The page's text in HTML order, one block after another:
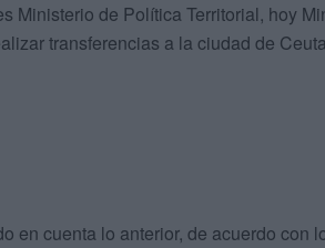
Ministerio de Política Territorial, hoy
transferencias a la ciudad de
en cuenta lo anterior, de acuerdo con